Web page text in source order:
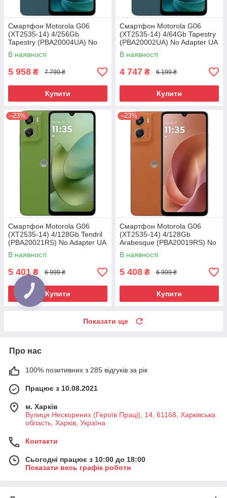
Смартфон Motorola G06
(XT2535-14) 4/256Gb
Tapestry (PBA20004UA) No
Adapter UA UCRF
В наявності
5 958 ₴ 7 799 ₴
Купити
Смартфон Motorola G06
(XT2535-14) 4/64Gb Tapestry
(PBA20002UA) No Adapter UA
UCRF
В наявності
4 747 ₴ 6 199 ₴
Купити
–23%
Смартфон Motorola G06
(XT2535-14) 4/128Gb Tendril
(PBA20021RS) No Adapter UA
UCRF
В наявності
5 401 ₴ 6 999 ₴
Купити
–23%
Смартфон Motorola G06
(XT2535-14) 4/128Gb
Arabesque (PBA20019RS) No
Adapter UA UCRF
В наявності
5 408 ₴ 6 999 ₴
Купити
Показати ще
Про нас
100% позитивних з 285 відгуків за рік
Працює з 10.08.2021
м. Харків
Вулиця Нескорених (Героїв Праці), 14, 61168, Харківська
область, Харків, Україна
Контакти
Сьогодні працює з 10:00 до 18:00
Показати весь графік роботи